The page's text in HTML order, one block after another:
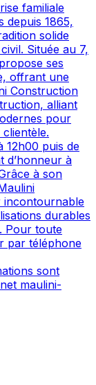
familiale
depuis 1865,
solide
Située au 7,
ses
offrant une
Construction
alliant
pour
12h00 puis de
d’honneur à
à son
incontournable
durables
Pour toute
par téléphone
sont
maulini-